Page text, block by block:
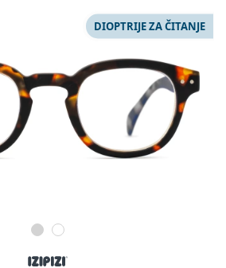
DIOPTRIJE ZA ČITANJE